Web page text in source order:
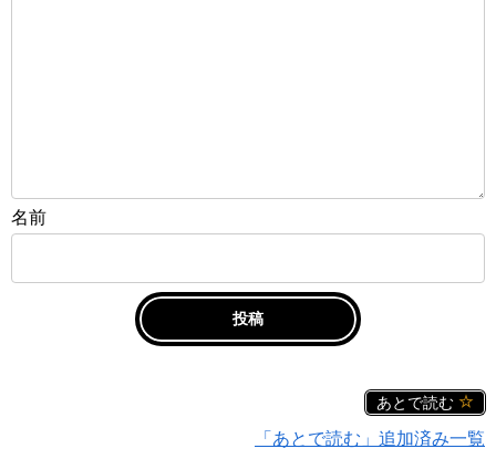
名前
あとで読む
「あとで読む」追加済み一覧